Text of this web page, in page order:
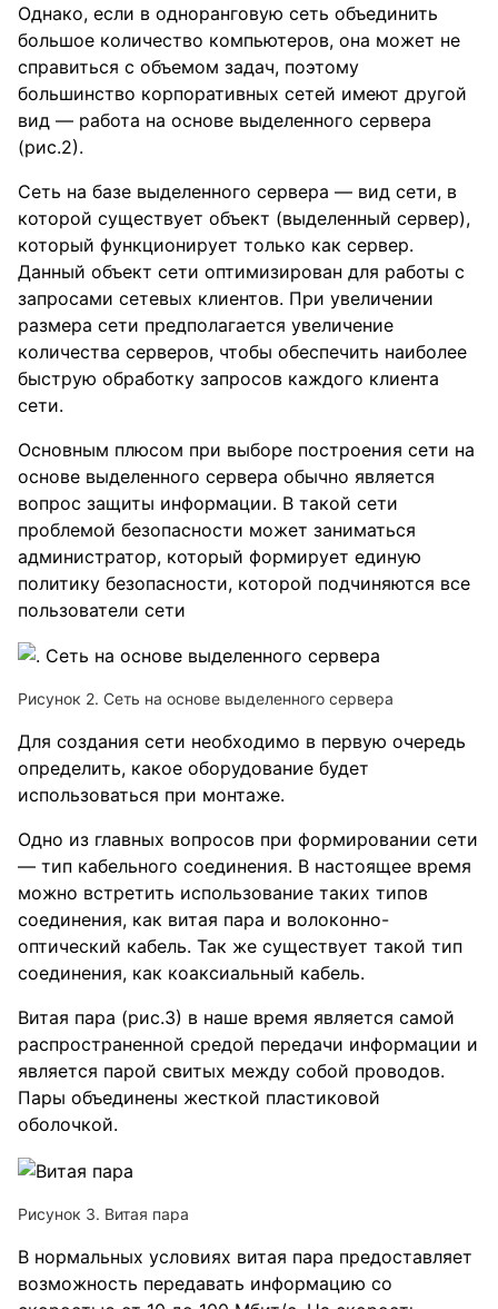
Однако, если в одноранговую сеть объединить
большое количество компьютеров, она может не
справиться с объемом задач, поэтому
большинство корпоративных сетей имеют другой
вид — работа на основе выделенного сервера
(рис.2).
Сеть на базе выделенного сервера — вид сети, в
которой существует объект (выделенный сервер),
который функционирует только как сервер.
Данный объект сети оптимизирован для работы с
запросами сетевых клиентов. При увеличении
размера сети предполагается увеличение
количества серверов, чтобы обеспечить наиболее
быструю обработку запросов каждого клиента
сети.
Основным плюсом при выборе построения сети на
основе выделенного сервера обычно является
вопрос защиты информации. В такой сети
проблемой безопасности может заниматься
администратор, который формирует единую
политику безопасности, которой подчиняются все
пользователи сети
Рисунок 2. Сеть на основе выделенного сервера
Для создания сети необходимо в первую очередь
определить, какое оборудование будет
использоваться при монтаже.
Одно из главных вопросов при формировании сети
— тип кабельного соединения. В настоящее время
можно встретить использование таких типов
соединения, как витая пара и волоконно-
оптический кабель. Так же существует такой тип
соединения, как коаксиальный кабель.
Витая пара (рис.3) в наше время является самой
распространенной средой передачи информации и
является парой свитых между собой проводов.
Пары объединены жесткой пластиковой
оболочкой.
Рисунок 3. Витая пара
В нормальных условиях витая пара предоставляет
возможность передавать информацию со